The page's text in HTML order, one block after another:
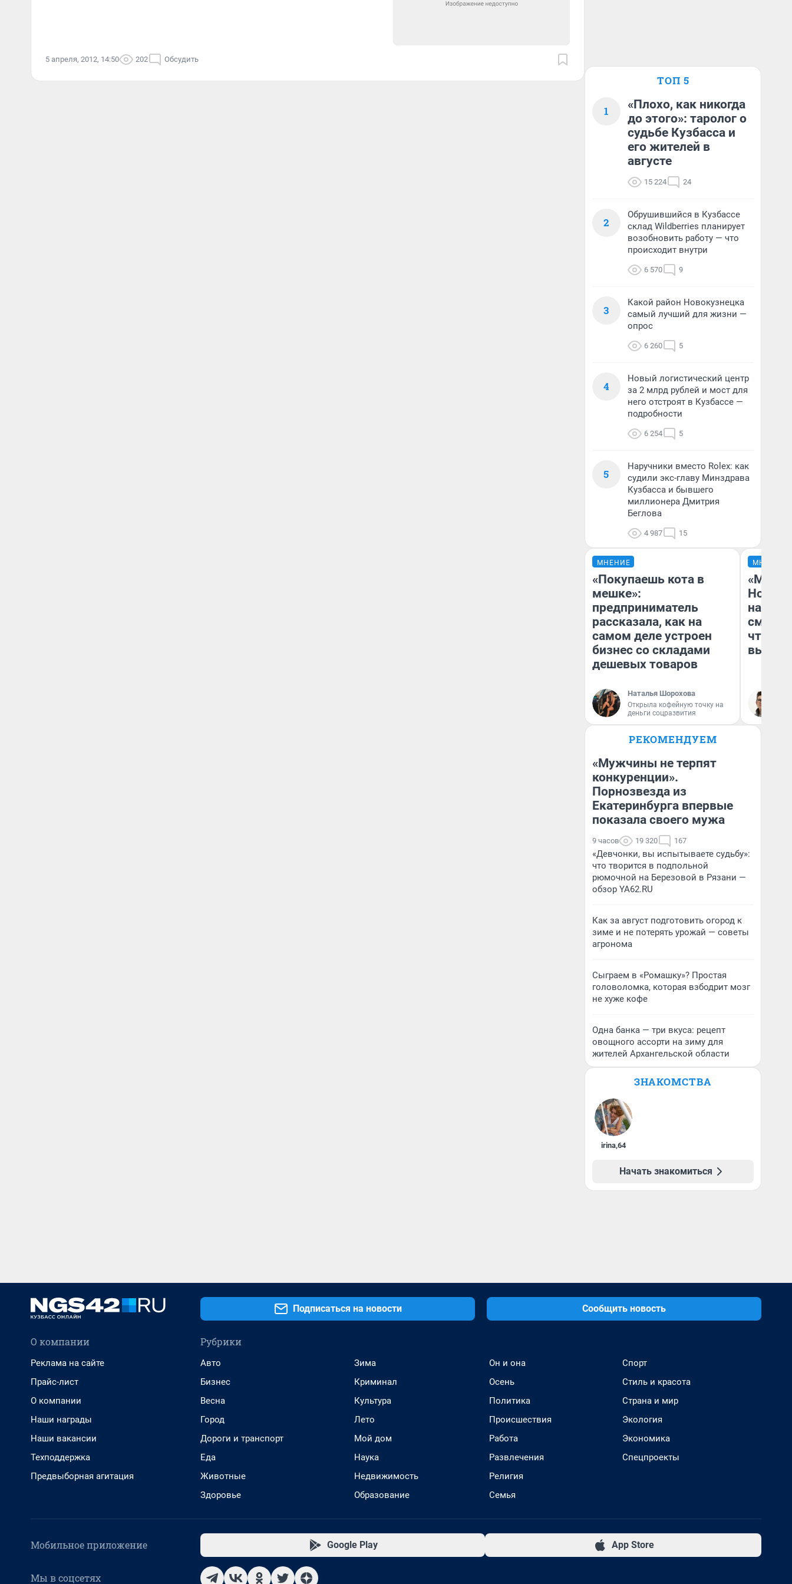
5 апреля, 2012, 14:50 202 Обсудить
ТОП 5
1
«Плохо, как никогда
до этого»: таролог о
судьбе Кузбасса и
его жителей в
августе
15 224 24
2
Обрушившийся в Кузбассе
склад Wildberries планирует
возобновить работу — что
происходит внутри
6 570 9
3
Какой район Новокузнецка
самый лучший для жизни —
опрос
6 260 5
4
Новый логистический центр
за 2 млрд рублей и мост для
него отстроят в Кузбассе —
подробности
6 254 5
5
Наручники вместо Rolex: как
судили экс-главу Минздрава
Кузбасса и бывшего
миллионера Дмитрия
Беглова
4 987 15
МНЕНИЕ
«Покупаешь кота в
мешке»:
предприниматель
рассказала, как на
самом деле устроен
бизнес со складами
дешевых товаров
Наталья Шорохова
Открыла кофейную точку на
деньги соцразвития
МНЕНИЕ
«Мы
чтобы
РЕКОМЕНДУЕМ
«Мужчины не терпят
конкуренции».
Порнозвезда из
Екатеринбурга впервые
показала своего мужа
9 часов 19 320 167
«Девчонки, вы испытываете судьбу»:
что творится в подпольной
рюмочной на Березовой в Рязани —
обзор YA62.RU
Как за август подготовить огород к
зиме и не потерять урожай — советы
агронома
Сыграем в «Ромашку»? Простая
головоломка, которая взбодрит мозг
не хуже кофе
Одна банка — три вкуса: рецепт
овощного ассорти на зиму для
жителей Архангельской области
ЗНАКОМСТВА
irina,64
Начать знакомиться
Подписаться на новости Сообщить новость
О компании
Реклама на сайте
Прайс-лист
О компании
Наши награды
Наши вакансии
Техподдержка
Предвыборная агитация
Рубрики
Авто
Бизнес
Весна
Город
Дороги и транспорт
Еда
Животные
Здоровье
Зима
Криминал
Культура
Лето
Мой дом
Наука
Недвижимость
Образование
Он и она
Осень
Политика
Происшествия
Работа
Развлечения
Религия
Семья
Спорт
Стиль и красота
Страна и мир
Экология
Экономика
Спецпроекты
Мобильное приложение Google Play App Store
Мы в соцсетях